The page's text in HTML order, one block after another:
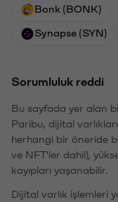
Bonk (BONK)
Synapse (SYN)
Sorumluluk reddi
Bu sayfada yer alan
Paribu, dijital
herhangi bir öneride
ve NFT'ler dahil),
kayıpları yaşanabilir.
Dijital varlık işlemleri